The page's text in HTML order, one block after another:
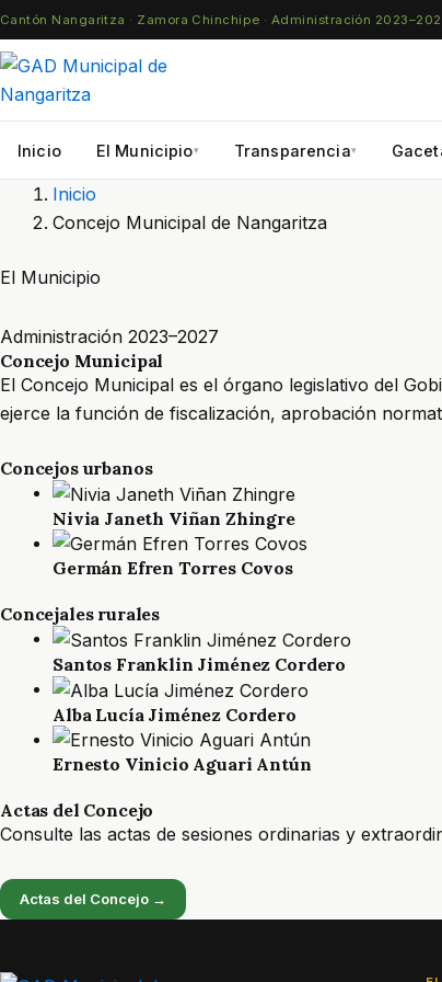
Skip
to
content
Cantón Nangaritza · Zamora Chinchipe · Administración
Inicio El Municipio▾ Transparencia▾
Inicio
Concejo Municipal de Nangaritza
El Municipio
Administración 2023–2027
Concejo Municipal
El Concejo Municipal es el órgano legislativo del
ejerce la función de fiscalización, aprobación
Concejos urbanos
Nivia Janeth Viñan Zhingre
Germán Efren Torres Covos
Concejales rurales
Santos Franklin Jiménez Cordero
Alba Lucía Jiménez Cordero
Ernesto Vinicio Aguari Antún
Actas del Concejo
Consulte las actas de sesiones ordinarias y
Actas del Concejo →